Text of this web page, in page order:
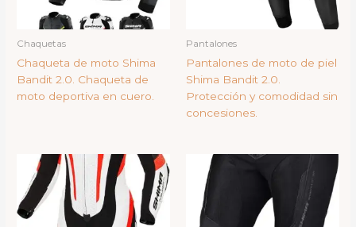
Chaquetas
Chaqueta de moto Shima
Bandit 2.0. Chaqueta de
moto deportiva en cuero.
Pantalones
Pantalones de moto de piel
Shima Bandit 2.0.
Protección y comodidad sin
concesiones.